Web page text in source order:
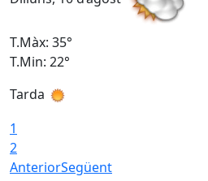
T.Màx: 35°
T.Min: 22°
Tarda
1
2
AnteriorSegüent